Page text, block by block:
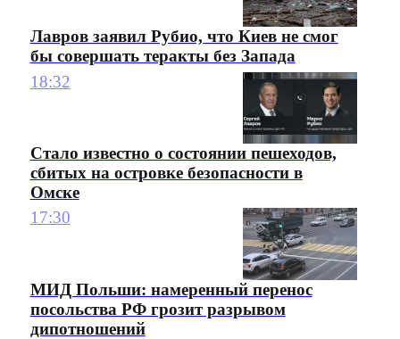
Лавров заявил Рубио, что Киев не смог
бы совершать теракты без Запада
18:32
Стало известно о состоянии пешеходов,
сбитых на островке безопасности в
Омске
17:30
МИД Польши: намеренный перенос
посольства РФ грозит разрывом
дипотношений